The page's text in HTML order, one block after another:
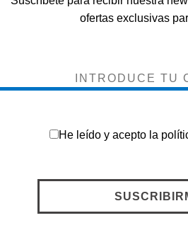
ofertas exclusivas
He leído y acepto la